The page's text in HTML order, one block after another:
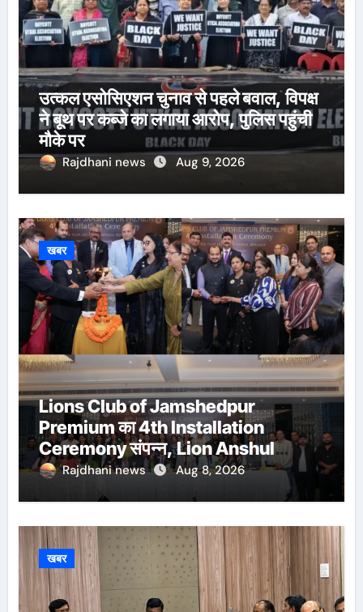
उत्कल एसोसिएशन चुनाव से पहले बवाल, विपक्ष
ने बूथ पर कब्जे का लगाया आरोप, पुलिस पहुंची
मौके पर
Rajdhani news Aug 9, 2026
खबर
Lions Club of Jamshedpur
Premium का 4th Installation
Ceremony संपन्न, Lion Anshul
Ringasia ने संभाला अध्यक्ष पद
Rajdhani news Aug 8, 2026
खबर